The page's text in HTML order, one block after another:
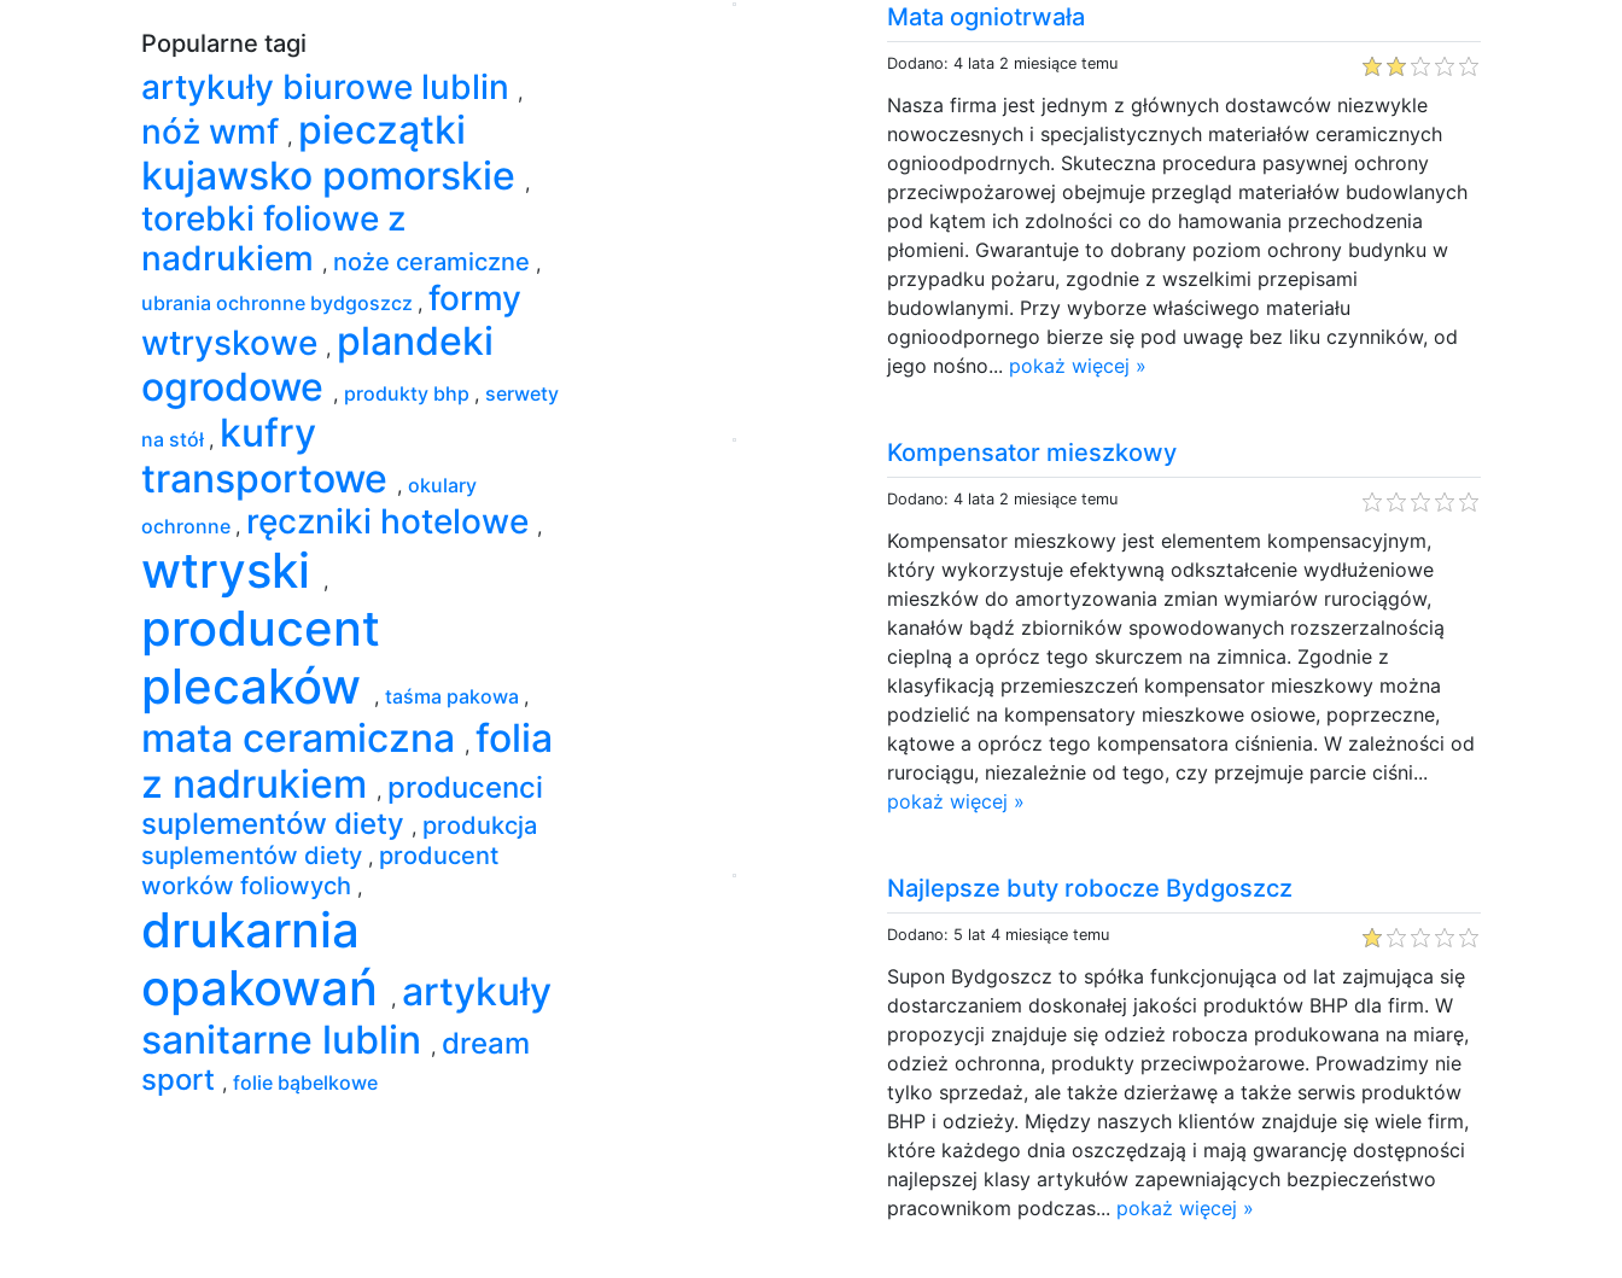
Mata ogniotrwała
Dodano: 4 lata 2 miesiące temu
Nasza firma jest jednym z głównych dostawców niezwykle
nowoczesnych i specjalistycznych materiałów ceramicznych
ognioodpodrnych. Skuteczna procedura pasywnej ochrony
przeciwpożarowej obejmuje przegląd materiałów budowlanych
pod kątem ich zdolności co do hamowania przechodzenia
płomieni. Gwarantuje to dobrany poziom ochrony budynku w
przypadku pożaru, zgodnie z wszelkimi przepisami
budowlanymi. Przy wyborze właściwego materiału
ognioodpornego bierze się pod uwagę bez liku czynników, od
jego nośno... pokaż więcej »
Kompensator mieszkowy
Dodano: 4 lata 2 miesiące temu
Kompensator mieszkowy jest elementem kompensacyjnym,
który wykorzystuje efektywną odkształcenie wydłużeniowe
mieszków do amortyzowania zmian wymiarów rurociągów,
kanałów bądź zbiorników spowodowanych rozszerzalnością
cieplną a oprócz tego skurczem na zimnica. Zgodnie z
klasyfikacją przemieszczeń kompensator mieszkowy można
podzielić na kompensatory mieszkowe osiowe, poprzeczne,
kątowe a oprócz tego kompensatora ciśnienia. W zależności od
rurociągu, niezależnie od tego, czy przejmuje parcie ciśni...
pokaż więcej »
Najlepsze buty robocze Bydgoszcz
Dodano: 5 lat 4 miesiące temu
Supon Bydgoszcz to spółka funkcjonująca od lat zajmująca się
dostarczaniem doskonałej jakości produktów BHP dla firm. W
propozycji znajduje się odzież robocza produkowana na miarę,
odzież ochronna, produkty przeciwpożarowe. Prowadzimy nie
tylko sprzedaż, ale także dzierżawę a także serwis produktów
BHP i odzieży. Między naszych klientów znajduje się wiele firm,
które każdego dnia oszczędzają i mają gwarancję dostępności
najlepszej klasy artykułów zapewniających bezpieczeństwo
pracownikom podczas... pokaż więcej »
Popularne tagi
artykuły biurowe lublin ,
nóż wmf , pieczątki
kujawsko pomorskie ,
torebki foliowe z
nadrukiem , noże ceramiczne ,
ubrania ochronne bydgoszcz , formy
wtryskowe , plandeki
ogrodowe , produkty bhp , serwety
na stół , kufry
transportowe , okulary
ochronne , ręczniki hotelowe ,
wtryski ,
producent
plecaków
, taśma pakowa ,
mata ceramiczna , folia
z nadrukiem , producenci
suplementów diety , produkcja
suplementów diety , producent
worków foliowych ,
drukarnia
opakowań
, artykuły
sanitarne lublin , dream
sport , folie bąbelkowe